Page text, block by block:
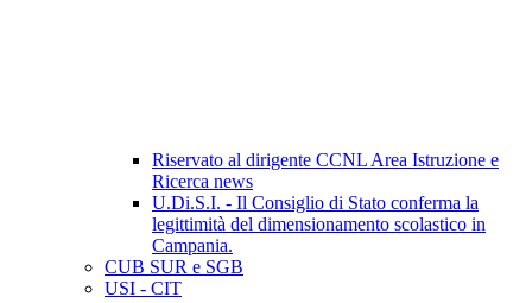
Riservato al dirigente CCNL Area Istruzione e
Ricerca news
U.Di.S.I. - Il Consiglio di Stato conferma la
legittimità del dimensionamento scolastico in
Campania.
CUB SUR e SGB
USI - CIT